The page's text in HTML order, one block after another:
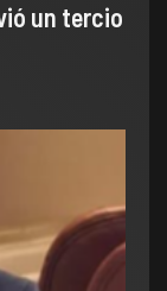
un tercio